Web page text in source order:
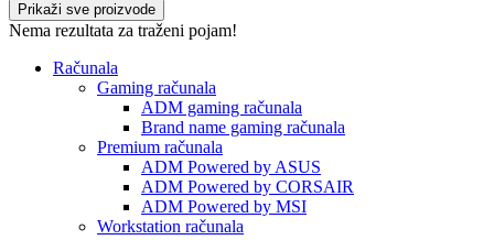
Prikaži sve proizvode
Nema rezultata za traženi pojam!
Računala
Gaming računala
ADM gaming računala
Brand name gaming računala
Premium računala
ADM Powered by ASUS
ADM Powered by CORSAIR
ADM Powered by MSI
Workstation računala